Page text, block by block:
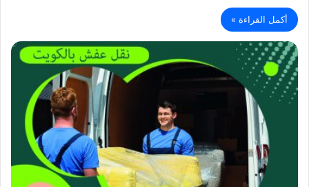
أكمل القراءة »